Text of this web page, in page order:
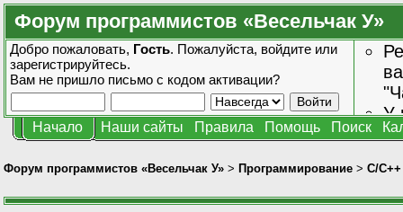
Форум программистов «Весельчак У»
Добро пожаловать, Гость. Пожалуйста, войдите или
зарегистрируйтесь.
Вам не пришло письмо с кодом активации?
У
Начало Наши сайты Правила Помощь Поиск
Форум программистов «Весельчак У» > Программирование > C/C++